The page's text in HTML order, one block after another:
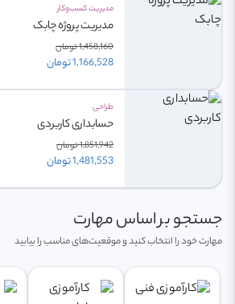
مدیریت کسب‌وکار
مدیریت پروژه چابک
1,458,160 تومان
1,166,528 تومان
طراحی
حسابداری کاربردی
1,851,942 تومان
1,481,553 تومان
جستجو بر اساس مهارت
مهارت خود را انتخاب کنید و موقعیت‌های مناسب را بیابید